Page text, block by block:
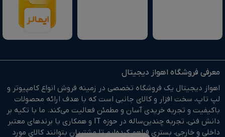
معرفی فروشگاه اهواز دیجیتال
اهواز دیجیتال یک فروشگاه تخصصی در زمینه فروش انواع کامپیوتر و
لپ تاپ، سخت افزار و کالای جانبی است که با هدف ارائه محصولات
باکیفیت و تجربه خریدی آسان و مطمئن فعالیت می‌کند. ما با تکیه بر
دانش فنی، تجربه چندین‌ساله در حوزه IT و همکاری با برندهای معتبر
داخلی و خارجی، بستری فراهم کرده‌ایم تا مشتریان بتوانند کالای مورد